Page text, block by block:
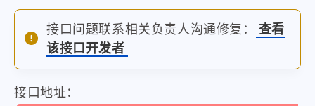
接口问题联系相关负责人沟通修复：
查看
该接口开发者
接口地址：